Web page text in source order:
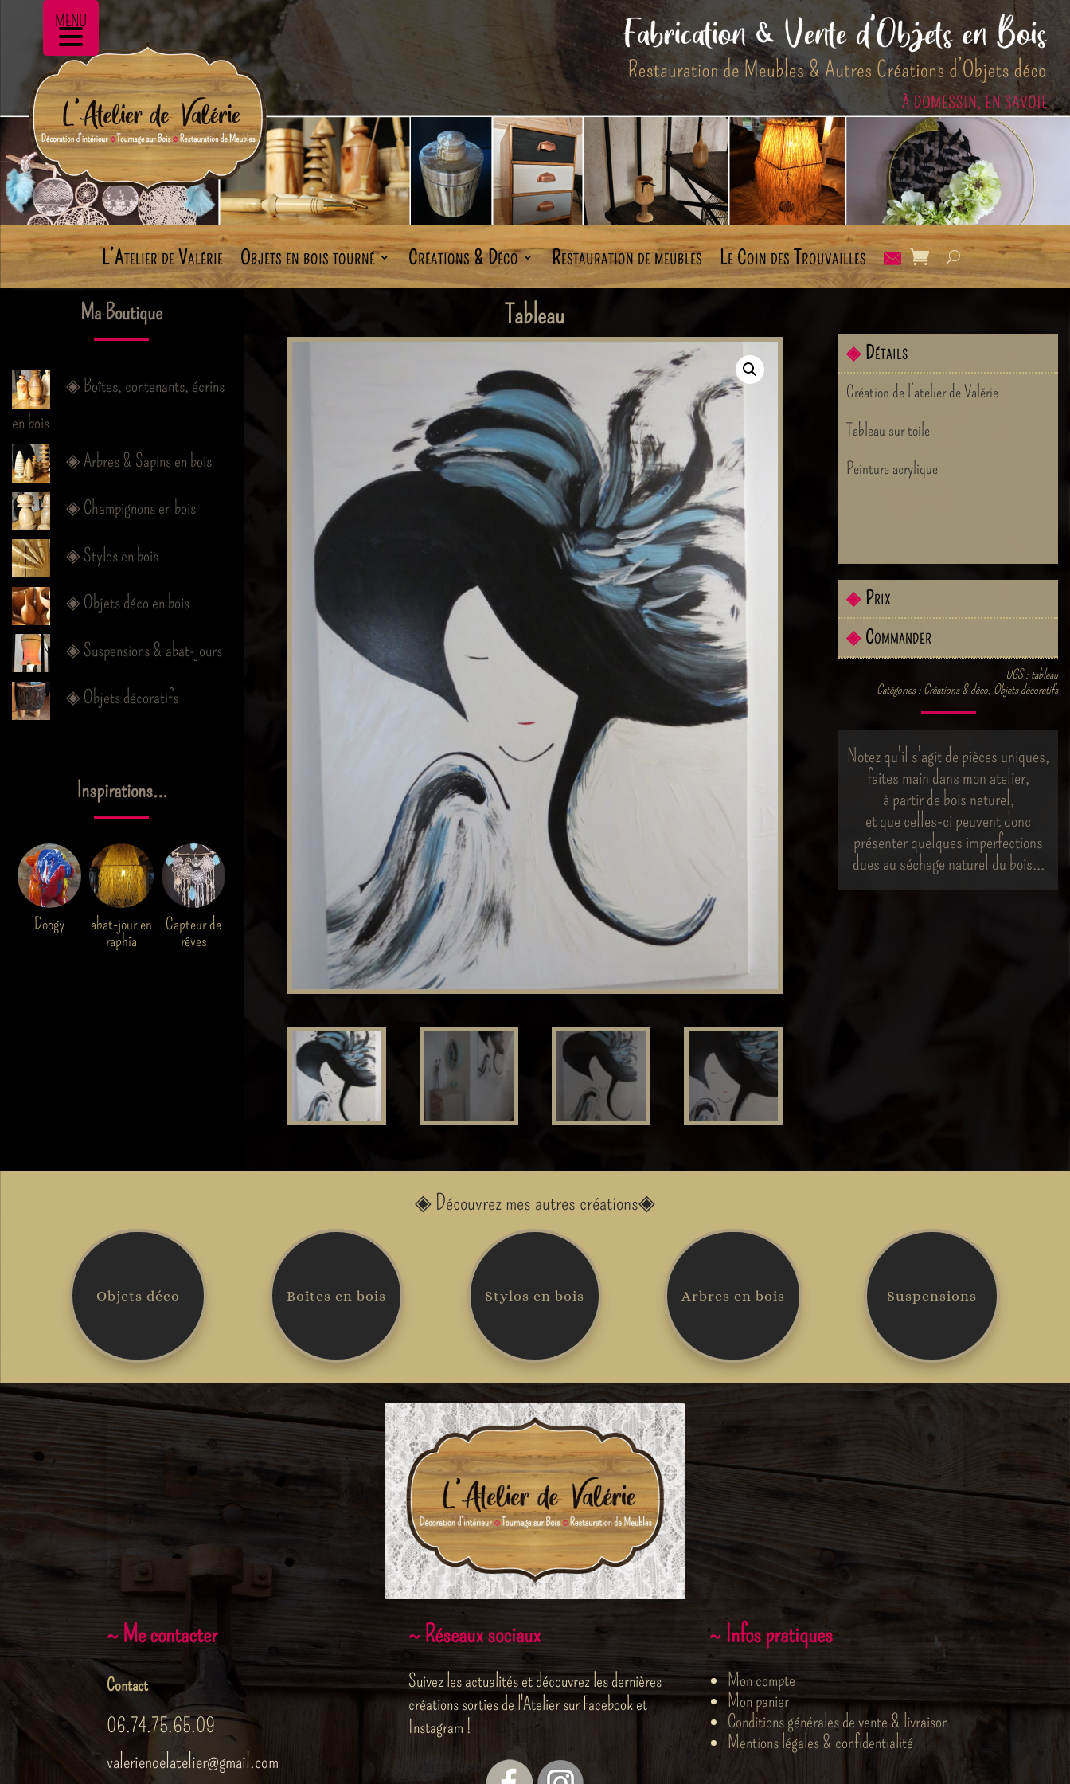
L’Atelier de Valérie Objets en bois tourné Créations & Déco Restauration de meubles Le Coin des Trouvailles
Ma Boutique
◈ Boîtes, contenants, écrins
en bois
◈ Arbres & Sapins en bois
◈ Champignons en bois
◈ Stylos en bois
◈ Objets déco en bois
◈ Suspensions & abat-jours
◈ Objets décoratifs
Inspirations…
Doogy
abat-jour en
raphia
Capteur de
rêves
Tableau
◈ Détails
Création de l’atelier de Valérie
Tableau sur toile
Peinture acrylique
◈ Prix
◈ Commander
UGS : tableau
Catégories : Créations & déco, Objets décoratifs
Notez qu'il s'agit de pièces uniques,
faites main dans mon atelier,
à partir de bois naturel,
et que celles-ci peuvent donc
présenter quelques imperfections
dues au séchage naturel du bois...
◈ Découvrez mes autres créations◈
Objets déco Boîtes en bois Stylos en bois Arbres en bois Suspensions
~ Me contacter
Contact
06.74.75.65.09
valerienoelatelier@gmail.com
~ Réseaux sociaux
Suivez les actualités et découvrez les dernières
créations sorties de l'Atelier sur Facebook et
Instagram !
~ Infos pratiques
Mon compte
Mon panier
Conditions générales de vente & livraison
Mentions légales & confidentialité
MENU